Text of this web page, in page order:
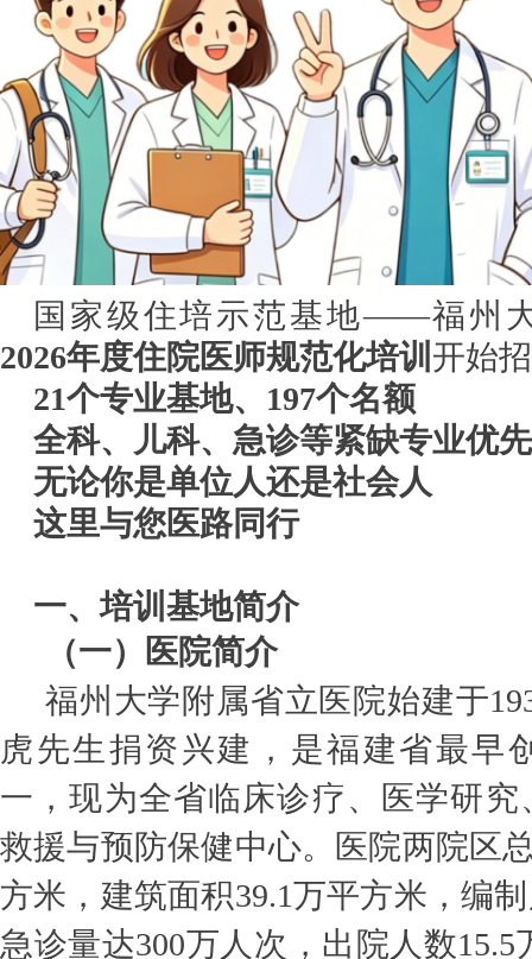
国家级住培示范基地——福州
2026年度住院医师规范化培训 开始
21个专业基地、197个名额
全科、儿科、急诊等紧缺专业优
无论你是单位人还是社会人
这里与您医路同行
一、培训基地简介
（一）医院简介
福州大学附属省立医院始建于
虎先生捐资兴建，是福建省最早
一，现为全省临床诊疗、医学研
救援与预防保健中心。医院两院区
方米，建筑面积39.1万平方米，编
急诊量达300万人次，出院人数15.5